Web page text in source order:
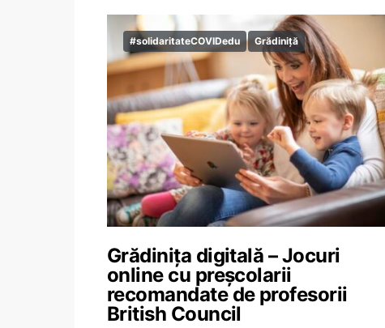
#solidaritateCOVIDedu Grădiniță
Grădinița digitală – Jocuri
online cu preșcolarii
recomandate de profesorii
British Council